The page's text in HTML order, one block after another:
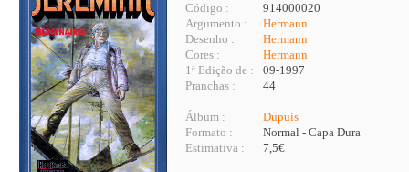
Código :
914000020
Argumento :
Hermann
Desenho :
Hermann
Cores :
Hermann
1ª Edição de :
09-1997
Pranchas :
44
Álbum :
Dupuis
Formato :
Normal - Capa Dura
Estimativa :
7,5€